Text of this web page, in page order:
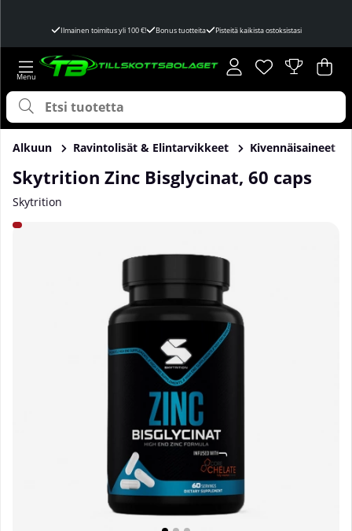
Ilmainen toimitus yli 100 €! Bonus tuotteita Pisteitä kaikista ostoksistasi
Toivelista
Lukumäärä
. .
Alkuun Ravintolisät & Elintarvikkeet Kivennäisaineet
Skytrition Zinc Bisglycinat, 60 caps
Skytrition
Tuotekuvat Skytrition Zinc Bisglycinat, 60 caps